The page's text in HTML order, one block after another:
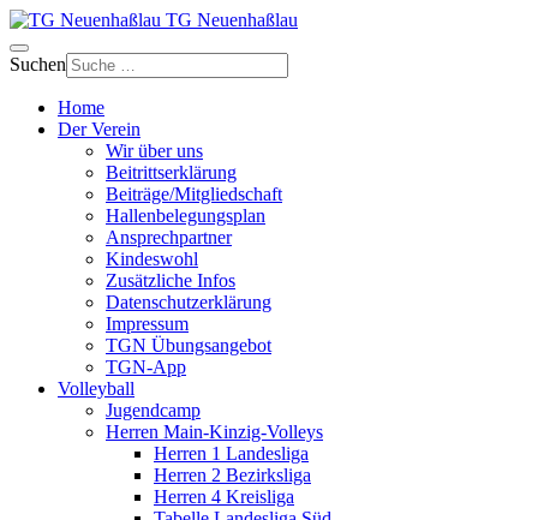
TG Neuenhaßlau
Suchen
Home
Der Verein
Wir über uns
Beitrittserklärung
Beiträge/Mitgliedschaft
Hallenbelegungsplan
Ansprechpartner
Kindeswohl
Zusätzliche Infos
Datenschutzerklärung
Impressum
TGN Übungsangebot
TGN-App
Volleyball
Jugendcamp
Herren Main-Kinzig-Volleys
Herren 1 Landesliga
Herren 2 Bezirksliga
Herren 4 Kreisliga